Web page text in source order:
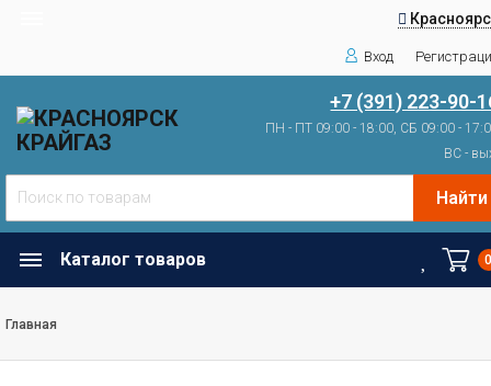
Вход
+7 (391) 223-90-
ПН - ПТ 09:00 - 18:00, СБ 09:00 -
ВС -
Найти
Каталог товаров
Главная